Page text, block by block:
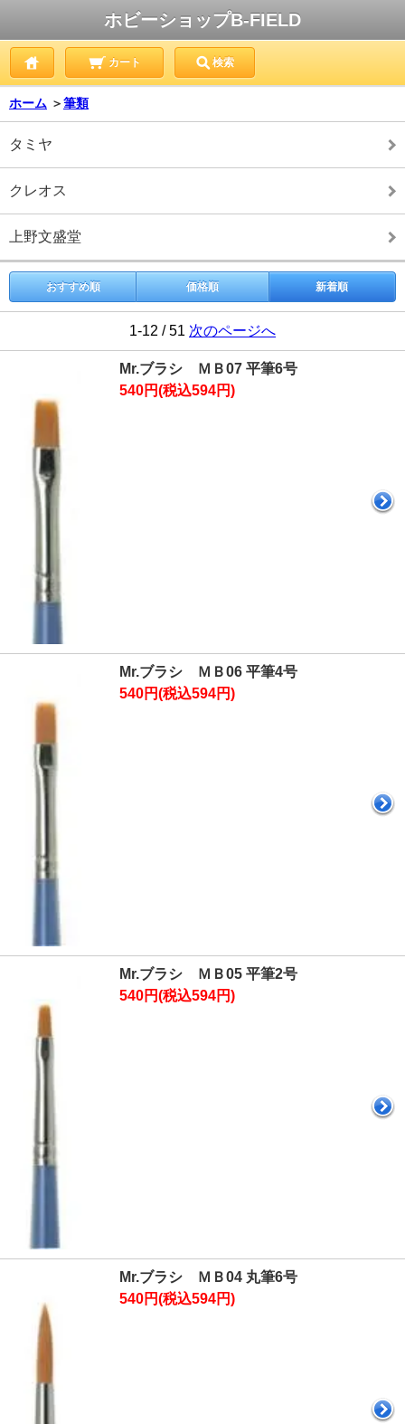
ホビーショップB-FIELD
カート 検索
ホーム ＞筆類
タミヤ
クレオス
上野文盛堂
おすすめ順 価格順 新着順
1-12 / 51 次のページへ
Mr.ブラシ ＭＢ07 平筆6号
540円(税込594円)
Mr.ブラシ ＭＢ06 平筆4号
540円(税込594円)
Mr.ブラシ ＭＢ05 平筆2号
540円(税込594円)
Mr.ブラシ ＭＢ04 丸筆6号
540円(税込594円)